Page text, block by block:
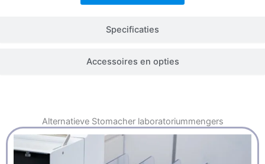
Specificaties
Accessoires en opties
Alternatieve Stomacher laboratoriummengers